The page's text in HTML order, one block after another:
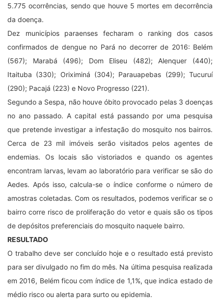
5.775 ocorrências, sendo que houve 5 mortes em decorrência
da doença.
Dez municípios paraenses fecharam o ranking dos casos
confirmados de dengue no Pará no decorrer de 2016: Belém
(567); Marabá (496); Dom Eliseu (482); Alenquer (440);
Itaituba (330); Oriximiná (304); Parauapebas (299); Tucuruí
(290); Pacajá (223) e Novo Progresso (221).
Segundo a Sespa, não houve óbito provocado pelas 3 doenças
no ano passado. A capital está passando por uma pesquisa
que pretende investigar a infestação do mosquito nos bairros.
Cerca de 23 mil imóveis serão visitados pelos agentes de
endemias. Os locais são vistoriados e quando os agentes
encontram larvas, levam ao laboratório para verificar se são do
Aedes. Após isso, calcula-se o índice conforme o número de
amostras coletadas. Com os resultados, podemos verificar se o
bairro corre risco de proliferação do vetor e quais são os tipos
de depósitos preferenciais do mosquito naquele bairro.
RESULTADO
O trabalho deve ser concluído hoje e o resultado está previsto
para ser divulgado no fim do mês. Na última pesquisa realizada
em 2016, Belém ficou com índice de 1,1%, que indica estado de
médio risco ou alerta para surto ou epidemia.